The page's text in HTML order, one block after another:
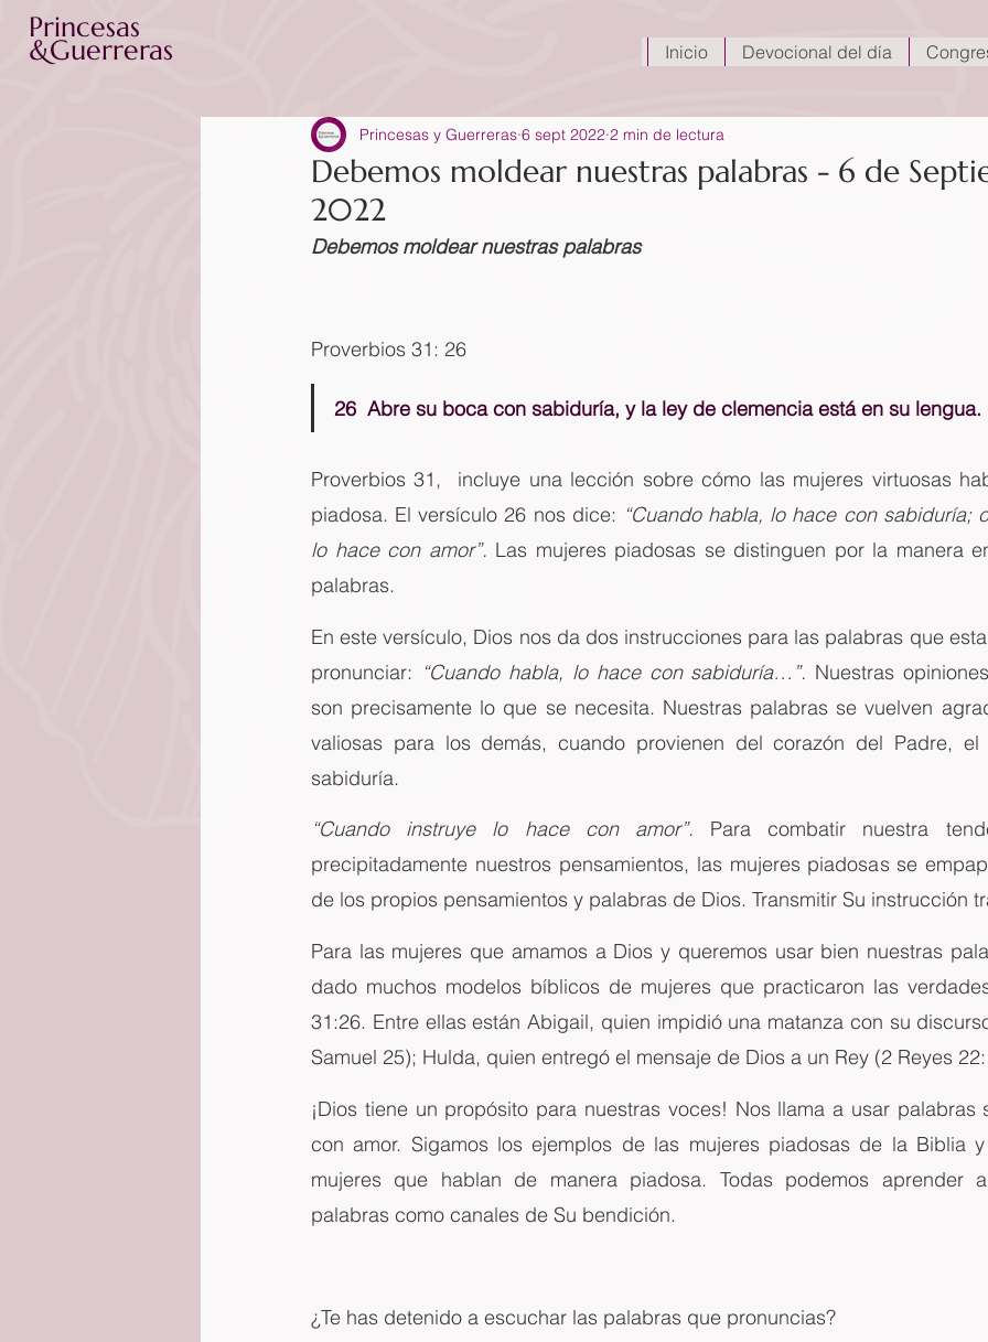
Princesas
&Guerreras Inicio Devocional del día
Debemos moldear nuestras palabras - 6 de
2022
Princesas y Guerreras 6 sept 2022 2 min de lectura
Debemos moldear nuestras palabras
Proverbios 31: 26
26  Abre su boca con sabiduría, y la ley de clemencia está en su lengua.
Proverbios 31,  incluye una lección sobre cómo las mujeres virtuosas
piadosa. El versículo 26 nos dice: “Cuando habla, lo hace con sabiduría;
lo hace con amor”. Las mujeres piadosas se distinguen por la manera
palabras.
En este versículo, Dios nos da dos instrucciones para las palabras que
pronunciar: “Cuando habla, lo hace con sabiduría…”. Nuestras
son precisamente lo que se necesita. Nuestras palabras se vuelven
valiosas para los demás, cuando provienen del corazón del Padre,
sabiduría.
“Cuando instruye lo hace con amor”.
Para combatir nuestra
precipitadamente nuestros pensamientos, las mujeres piadosas se
de los propios pensamientos y palabras de Dios. Transmitir Su instrucción
Para las mujeres que amamos a Dios y queremos usar bien nuestras
dado muchos modelos bíblicos de mujeres que practicaron las
31:26. Entre ellas están Abigail, quien impidió una matanza con su
Samuel 25); Hulda, quien entregó el mensaje de Dios a un Rey (2 Reyes
¡Dios tiene un propósito para nuestras voces! Nos llama a usar palabras
con amor. Sigamos los ejemplos de las mujeres piadosas de la Biblia
mujeres que hablan de manera piadosa. Todas podemos aprender
palabras como canales de Su bendición.
¿Te has detenido a escuchar las palabras que pronuncias?